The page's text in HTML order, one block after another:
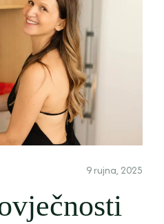
9 rujna, 2025